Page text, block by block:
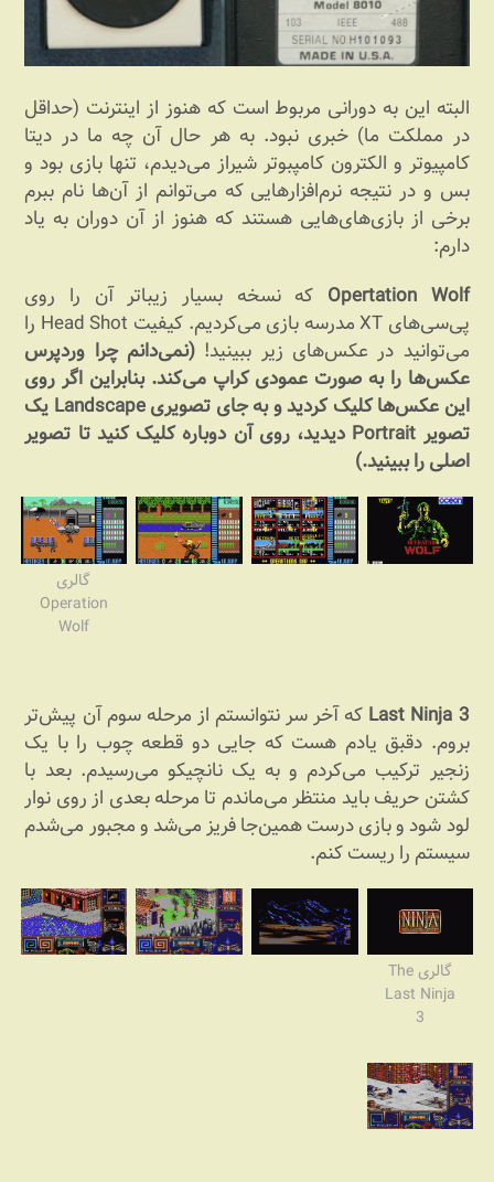
البته این به دورانی مربوط است که هنوز از اینترنت (حداقل
در مملکت ما) خبری نبود. به هر حال آن چه ما در دیتا
کامپیوتر و الکترون کامپبوتر شیراز می‌دیدم، تنها بازی بود و
بس و در نتیجه نرم‌افزارهایی که می‌توانم از آن‌ها نام ببرم
برخی از بازی‌های‌هایی هستند که هنوز از آن دوران به یاد
دارم:
Opertation Wolf که نسخه بسیار زیباتر آن را روی
پی‌سی‌های XT مدرسه بازی می‌کردیم. کیفیت Head Shot را
می‌توانید در عکس‌های زیر ببینید! (نمی‌دانم چرا وردپرس
عکس‌ها را به صورت عمودی کراپ می‌کند. بنابراین اگر روی
این عکس‌ها کلیک کردید و به جای تصویری Landscape یک
تصویر Portrait دیدید، روی آن دوباره کلیک کنید تا تصویر
اصلی را ببینید.)
گالری
Operation
Wolf
Last Ninja 3 که آخر سر نتوانستم از مرحله سوم آن پیش‌تر
بروم. دقبق یادم هست که جایی دو قطعه چوب را با یک
زنجیر ترکیب می‌کردم و به یک نانچیکو می‌رسیدم. بعد با
کشتن حریف باید منتظر می‌ماندم تا مرحله بعدی از روی نوار
لود شود و بازی درست همین‌جا فریز می‌شد و مجبور می‌شدم
سیستم را ریست کنم.
گالری The
Last Ninja
3